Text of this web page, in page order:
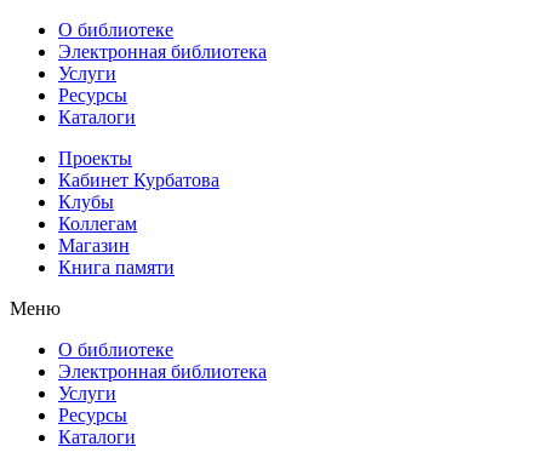
О библиотеке
Электронная библиотека
Услуги
Ресурсы
Каталоги
Проекты
Кабинет Курбатова
Клубы
Коллегам
Магазин
Книга памяти
Меню
О библиотеке
Электронная библиотека
Услуги
Ресурсы
Каталоги